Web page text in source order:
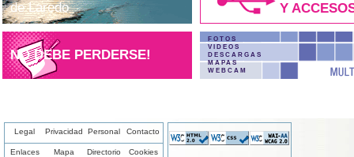
de Laredo
NO DEBE PERDERSE!
Y
FOTOS
VIDEOS
DESCARGAS
MAPAS
WEBCAM
Legal Privacidad Personal Contacto
Enlaces Mapa Directorio Cookies